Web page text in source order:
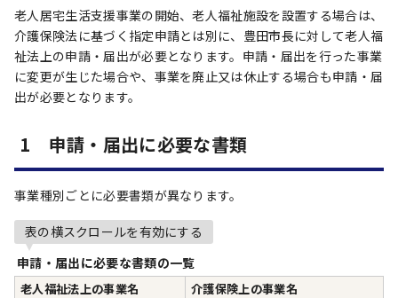
老人居宅生活支援事業の開始、老人福祉施設を設置する場合は、
介護保険法に基づく指定申請とは別に、豊田市長に対して老人福
祉法上の申請・届出が必要となります。申請・届出を行った事業
に変更が生じた場合や、事業を廃止又は休止する場合も申請・届
出が必要となります。
1 申請・届出に必要な書類
事業種別ごとに必要書類が異なります。
表の横スクロールを有効にする
申請・届出に必要な書類の一覧
老人福祉法上の事業名
介護保険上の事業名